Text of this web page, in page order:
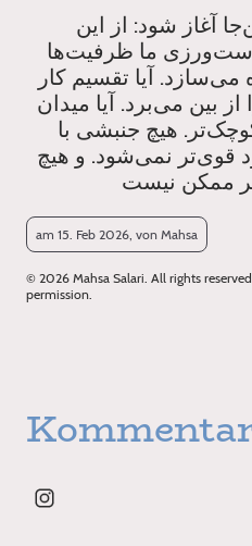
آغاز شود: از این
ما ظرفیت‌ها
می‌سازد. آیا تقسیم کار
بین می‌برد. آیا میدان
هیچ جنبشی با
قوی‌تر نمی‌شود. و هیچ
am 15. Feb 2026, von Mahsa
© 2026 Mahsa Salari. All rights
permission.